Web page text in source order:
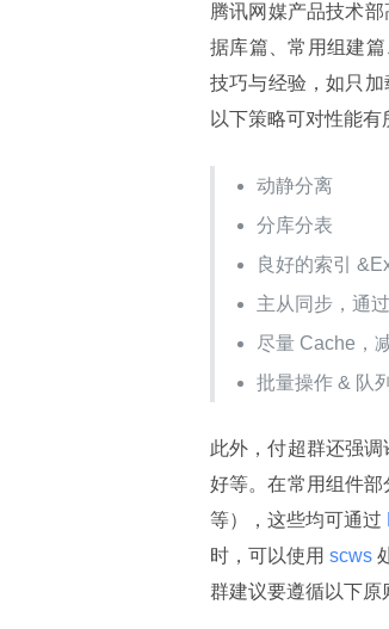
腾讯网媒产品技术
据库篇、常用组建
技巧与经验，如只
以下策略可对性能有
动静分离
分库分表
良好的索引
主从同步，通
尽量 Cache，
批量操作 & 队列
此外，付超群还强
好等。在常用组件
等），这些均可通过
时，可以使用 scws
群建议要遵循以下原